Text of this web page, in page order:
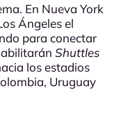
En Nueva York
Ángelesel
para conectar
Shuttles
los estadios
, Uruguay